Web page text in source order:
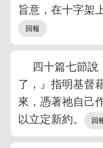
旨意，在十字架
四十篇七節說
了，』指明基督
來，憑著祂自己
以立定新約。